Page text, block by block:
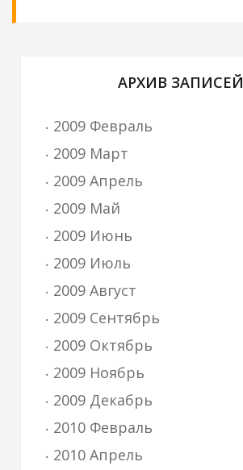
АРХИВ ЗАПИСЕЙ
2009 Февраль
2009 Март
2009 Апрель
2009 Май
2009 Июнь
2009 Июль
2009 Август
2009 Сентябрь
2009 Октябрь
2009 Ноябрь
2009 Декабрь
2010 Февраль
2010 Апрель